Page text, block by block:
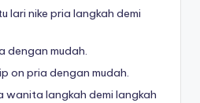
lari nike pria langkah demi
dengan mudah.
on pria dengan mudah.
wanita langkah demi langkah